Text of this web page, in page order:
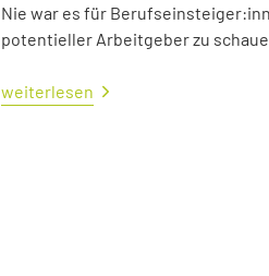
Nie war es für
potentieller Arbeitgeber zu
weiterlesen